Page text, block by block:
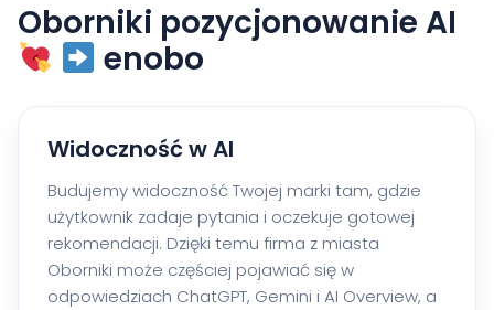
Oborniki pozycjonowanie AI
enobo
Widoczność w AI
Budujemy widoczność Twojej marki tam, gdzie
użytkownik zadaje pytania i oczekuje gotowej
rekomendacji. Dzięki temu firma z miasta
Oborniki może częściej pojawiać się w
odpowiedziach ChatGPT, Gemini i AI Overview, a